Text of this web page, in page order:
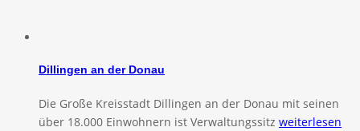
Dillingen an der Donau
Die Große Kreisstadt Dillingen an der Donau mit seinen
über 18.000 Einwohnern ist Verwaltungssitz weiterlesen